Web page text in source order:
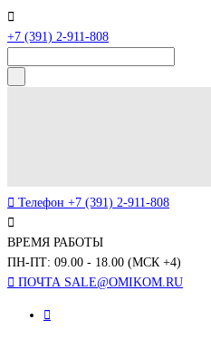
+7 (391) 2-911-808
Телефон +7 (391) 2-911-808
ВРЕМЯ РАБОТЫ
ПН-ПТ: 09.00 - 18.00 (МСК +4)
ПОЧТА SALE@OMIKOM.RU